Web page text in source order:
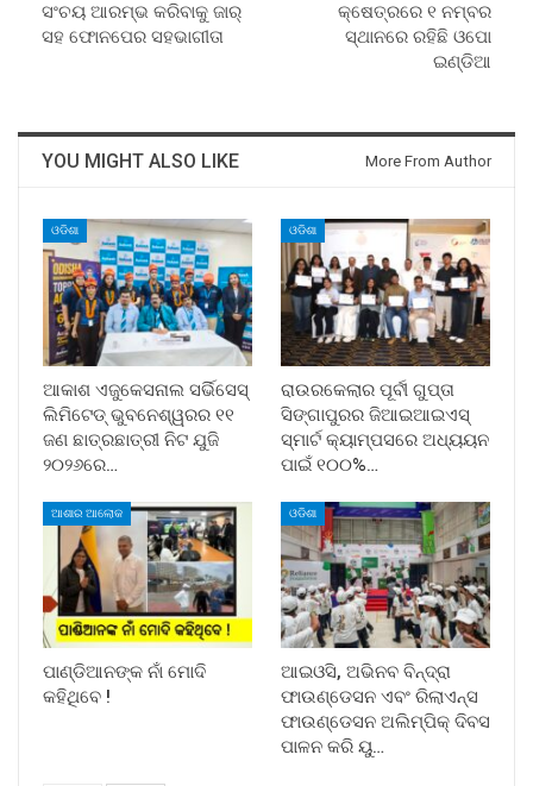
ସଂଚୟ ଆରମ୍ଭ କରିବାକୁ ଜାର୍
ସହ ଫୋନପେର ସହଭାଗୀତା
କ୍ଷେତ୍ରରେ ୧ ନମ୍ବର
ସ୍ଥାନରେ ରହିଛି ଓପୋ
ଇଣ୍ଡିଆ
YOU MIGHT ALSO LIKE More From Author
ଓଡିଶା
ଆକାଶ ଏଜୁକେସନାଲ ସର୍ଭିସେସ୍
ଲିମିଟେଡ୍ ଭୁବନେଶ୍ୱରର ୧୧
ଜଣ ଛାତ୍ରଛାତ୍ରୀ ନିଟ ଯୁଜି
୨୦୨୬ରେ…
ଓଡିଶା
ରାଉରକେଲାର ପୂର୍ବୀ ଗୁପ୍ତା
ସିଙ୍ଗାପୁରର ଜିଆଇଆଇଏସ୍
ସ୍ମାର୍ଟ କ୍ୟାମ୍ପସରେ ଅଧ୍ୟୟନ
ପାଇଁ ୧୦୦%…
ଆଶାର ଆଲୋକ
ପାଣ୍ଡିଆନଙ୍କ ନାଁ ମୋଦି
କହିଥିବେ !
ଓଡିଶା
ଆଇଓସି, ଅଭିନବ ବିନ୍ଦ୍ରା
ଫାଉଣ୍ଡେସନ ଏବଂ ରିଲାଏନ୍ସ
ଫାଉଣ୍ଡେସନ ଅଲିମ୍ପିକ୍ ଦିବସ
ପାଳନ କରି ୟୁ…